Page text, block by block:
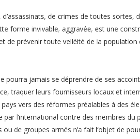
d’assassinats, de crimes de toutes
forme invivable, aggravée, est une
de prévenir toute velléité de la population
pourra jamais se déprendre de ses
traquer leurs fournisseurs locaux et
vers des réformes préalables à des
par l’international contre des membres
de groupes armés n’a fait l’objet de